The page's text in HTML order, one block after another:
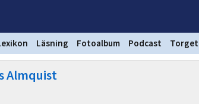
Läsning Fotoalbum Podcast Torget
Almquist